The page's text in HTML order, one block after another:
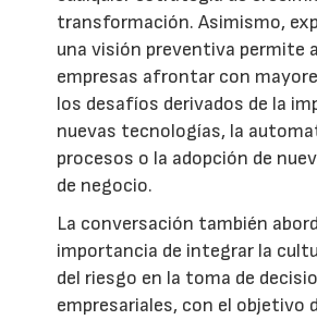
transformación. Asimismo,
una visión preventiva permite
empresas afrontar con
los desafíos derivados de la
nuevas tecnologías, la
procesos o la adopción de
de negocio.
La conversación también
importancia de integrar la
del riesgo en la toma de
empresariales, con el objetivo